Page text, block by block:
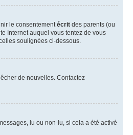
le consentement écrit des parents (ou
Internet auquel vous tentez de vous
soulignées ci-dessous.
de nouvelles. Contactez
lu ou non-lu, si cela a été activé